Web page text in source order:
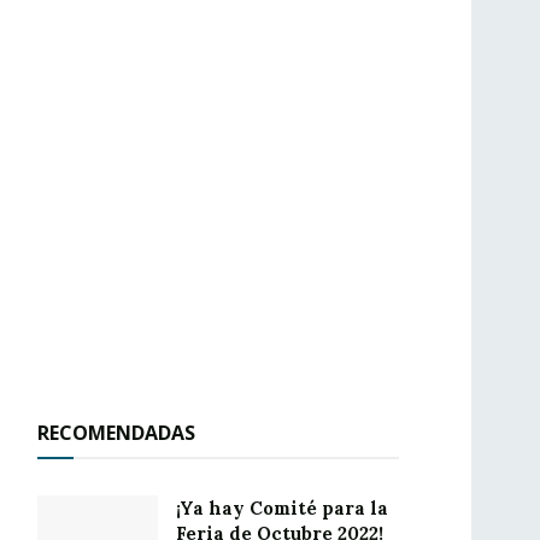
RECOMENDADAS
¡Ya hay Comité para la
Feria de Octubre 2022!